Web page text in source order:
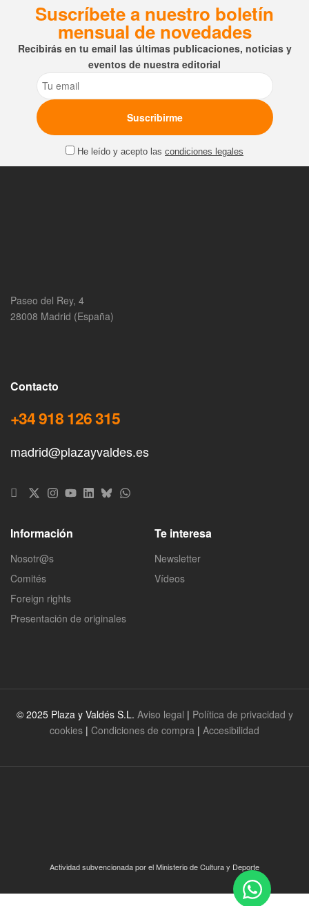
Suscríbete a nuestro boletín
mensual de novedades
Recibirás en tu email las últimas publicaciones, noticias y
eventos de nuestra editorial
Email
He leído y acepto las condiciones legales
Paseo del Rey, 4
28008 Madrid (España)
Contacto
+34 918 126 315
madrid@plazayvaldes.es
Información
Nosotr@s
Comités
Foreign rights
Presentación de originales
Te interesa
Newsletter
Vídeos
© 2025 Plaza y Valdés S.L. Aviso legal | Política de privacidad y
cookies | Condiciones de compra | Accesibilidad
Actividad subvencionada por el Ministerio de Cultura y Deporte